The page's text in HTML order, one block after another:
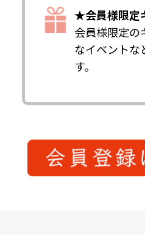
★会員様限定
会員様限定の
なイベントな
す。